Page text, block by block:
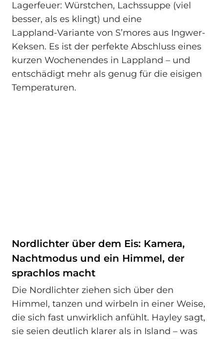
Lagerfeuer: Würstchen, Lachssuppe (viel
besser, als es klingt) und eine
Lappland‑Variante von S’mores aus Ingwer-
Keksen. Es ist der perfekte Abschluss eines
kurzen Wochenendes in Lappland – und
entschädigt mehr als genug für die eisigen
Temperaturen.
Nordlichter über dem Eis: Kamera,
Nachtmodus und ein Himmel, der
sprachlos macht
Die Nordlichter ziehen sich über den
Himmel, tanzen und wirbeln in einer Weise,
die sich fast unwirklich anfühlt. Hayley sagt,
sie seien deutlich klarer als in Island – was